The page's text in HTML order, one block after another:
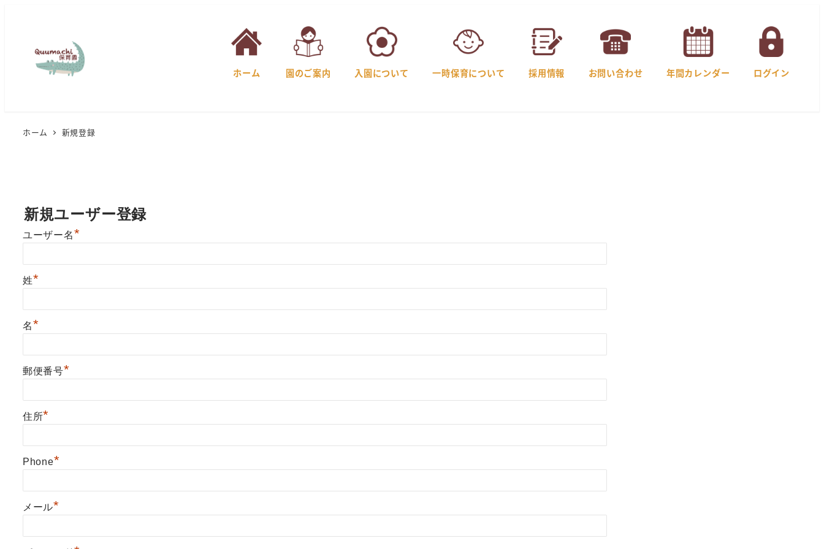
ホーム 園のご案内 入園について 一時保育について 採用情報 お問い合わせ 年間カレンダー ログイン
ホーム 新規登録
新規ユーザー登録
ユーザー名*
姓*
名*
郵便番号*
住所*
Phone*
メール*